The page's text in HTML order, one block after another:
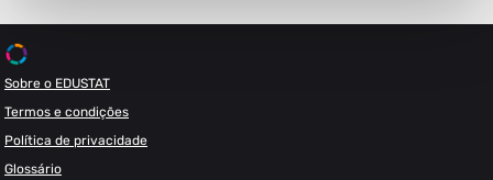
Sobre o EDUSTAT
Termos e condições
Política de privacidade
Glossário